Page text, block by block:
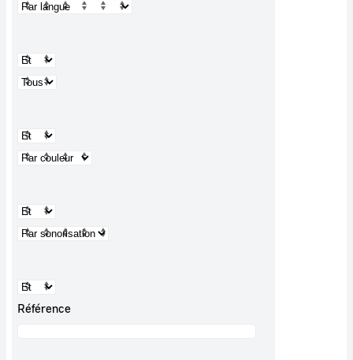
Référence